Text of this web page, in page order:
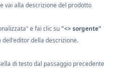
vai alla descrizione del prodotto
e fai clic su"<> sorgente"
della descrizione.
di testo dal passaggio precedente